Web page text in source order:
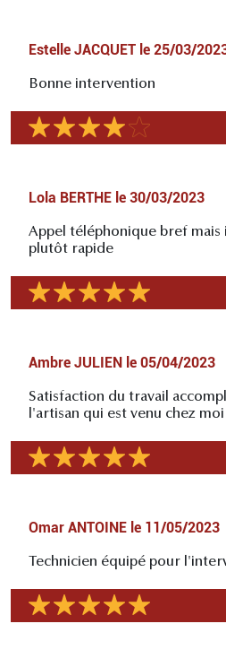
Estelle JACQUET le 25/03/
Bonne intervention
Lola BERTHE le 30/03/2023
Appel téléphonique bref
plutôt rapide
Ambre JULIEN le 05/04/2023
Satisfaction du travail
l'artisan qui est venu chez moi
Omar ANTOINE le 11/05/2023
Technicien équipé pour